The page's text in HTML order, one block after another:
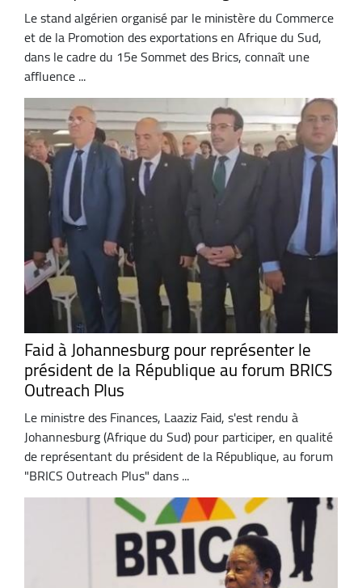
Le stand algérien organisé par le ministère du Commerce
et de la Promotion des exportations en Afrique du Sud,
dans le cadre du 15e Sommet des Brics, connaît une
affluence ...
Faid à Johannesburg pour représenter le
président de la République au forum BRICS
Outreach Plus
Le ministre des Finances, Laaziz Faid, s'est rendu à
Johannesburg (Afrique du Sud) pour participer, en qualité
de représentant du président de la République, au forum
"BRICS Outreach Plus" dans ...